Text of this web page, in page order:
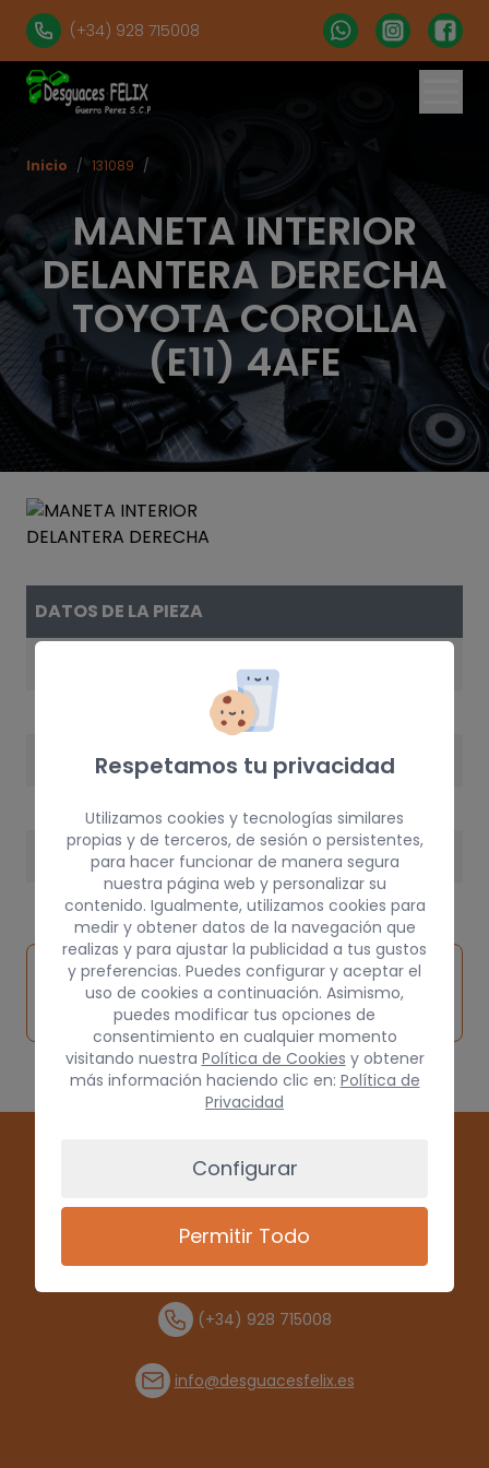
(+34) 928 715008
MANETA INTERIOR
DELANTERA DERECHA
TOYOTA COROLLA
(E11) 4AFE
Inicio / 131089 /
DATOS DE LA PIEZA
PESO
Inspeccionar
vehículo de
Solicitar
pieza
Consultar
por
(+34) 928 715008
info@desguacesfelix.es
Respetamos tu privacidad
Utilizamos cookies y tecnologías similares
propias y de terceros, de sesión o persistentes,
para hacer funcionar de manera segura
nuestra página web y personalizar su
contenido. Igualmente, utilizamos cookies para
medir y obtener datos de la navegación que
realizas y para ajustar la publicidad a tus gustos
y preferencias. Puedes configurar y aceptar el
uso de cookies a continuación. Asimismo,
puedes modificar tus opciones de
consentimiento en cualquier momento
visitando nuestra Política de Cookies y obtener
más información haciendo clic en: Política de
Privacidad
Configurar
Permitir Todo